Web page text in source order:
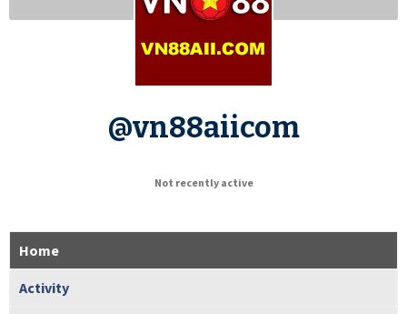
@vn88aiicom
Not recently active
Home
Activity